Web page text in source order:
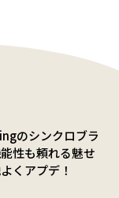
のシンクロブラ
性も頼れる魅せ
くアプデ！